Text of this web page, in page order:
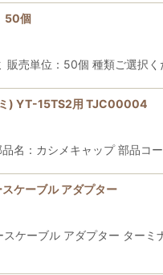
50個
販売単位：50個 種類ご選択く
) YT-15TS2用 TJC00004
名：カシメキャップ 部品
ケーブル アダプター
ケーブル アダプター ター